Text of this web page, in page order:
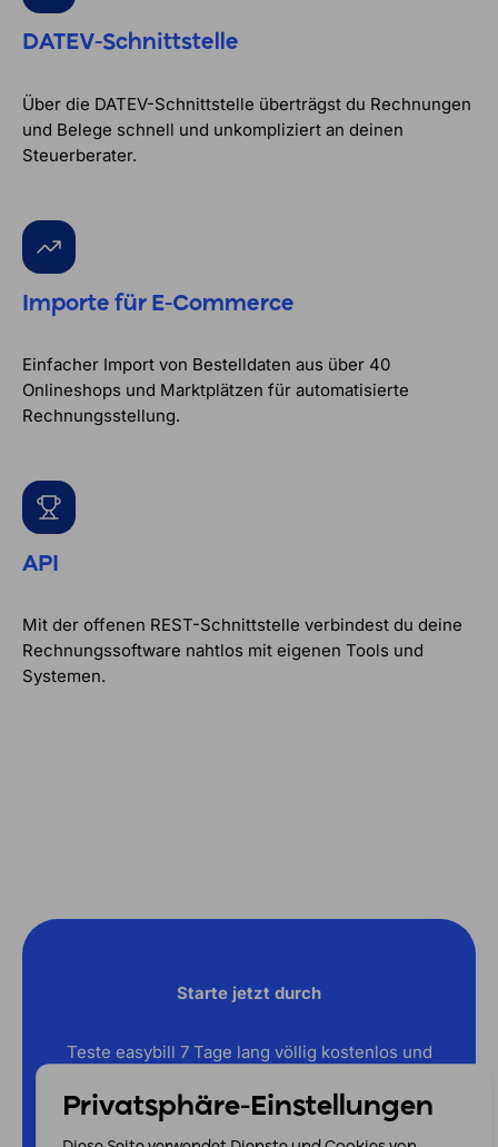
DATEV-Schnittstelle
Über die DATEV-Schnittstelle überträgst du Rechnungen
und Belege schnell und unkompliziert an deinen
Steuerberater.
Importe für E-Commerce
Einfacher Import von Bestelldaten aus über 40
Onlineshops und Marktplätzen für automatisierte
Rechnungsstellung.
API
Mit der offenen REST-Schnittstelle verbindest du deine
Rechnungssoftware nahtlos mit eigenen Tools und
Systemen.
Starte jetzt durch
Teste easybill 7 Tage lang völlig kostenlos und
Jetzt kostenlos testen
Privatsphäre-Einstellungen